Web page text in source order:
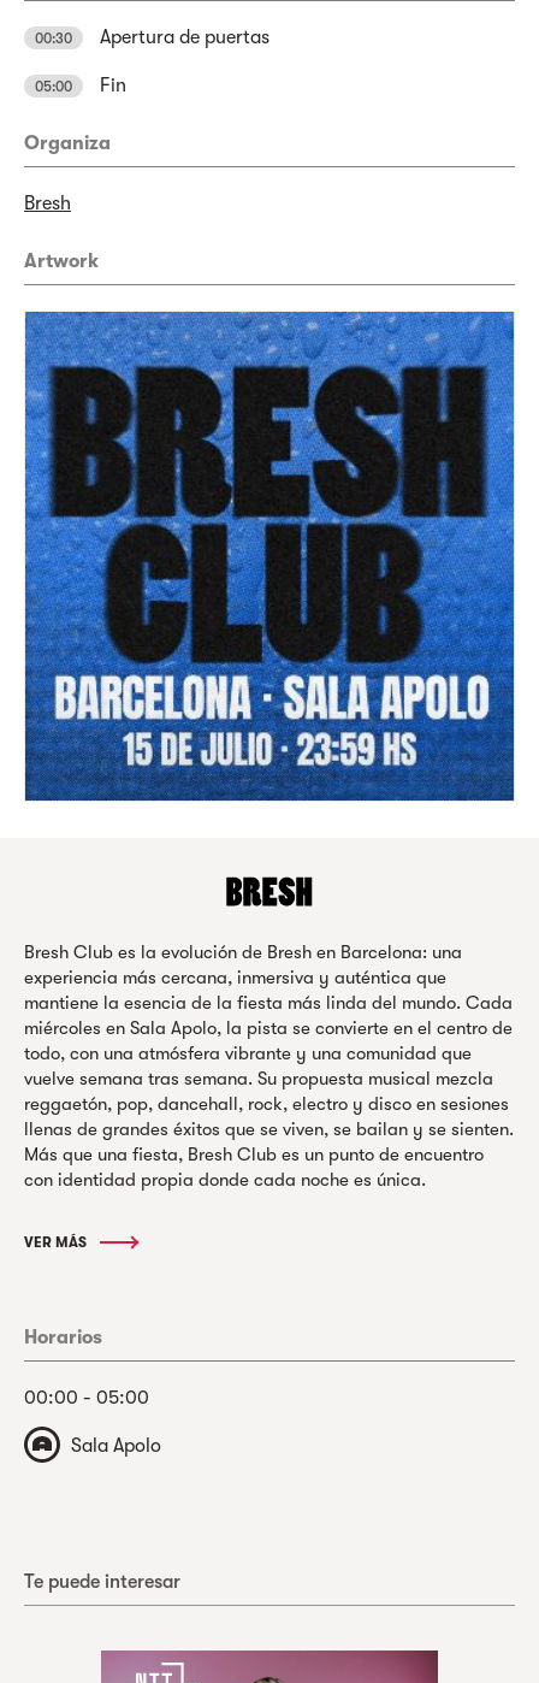
00:30 Apertura de puertas
05:00 Fin
Organiza
Bresh
Artwork
Bresh Club es la evolución de Bresh en Barcelona: una
experiencia más cercana, inmersiva y auténtica que
mantiene la esencia de la fiesta más linda del mundo. Cada
miércoles en Sala Apolo, la pista se convierte en el centro de
todo, con una atmósfera vibrante y una comunidad que
vuelve semana tras semana. Su propuesta musical mezcla
reggaetón, pop, dancehall, rock, electro y disco en sesiones
llenas de grandes éxitos que se viven, se bailan y se sienten.
Más que una fiesta, Bresh Club es un punto de encuentro
con identidad propia donde cada noche es única.
VER MÁS
Horarios
00:00 - 05:00
Sala Apolo
Te puede interesar